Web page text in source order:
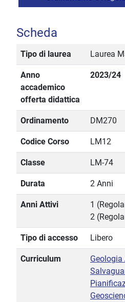
Scheda
Tipo di laurea Laurea
Anno
accademico
offerta didattica
2023/24
Ordinamento DM270
Codice Corso LM12
Classe LM-74
Durata 2 Anni
Anni Attivi
1
2
Tipo di accesso Libero
Curriculum